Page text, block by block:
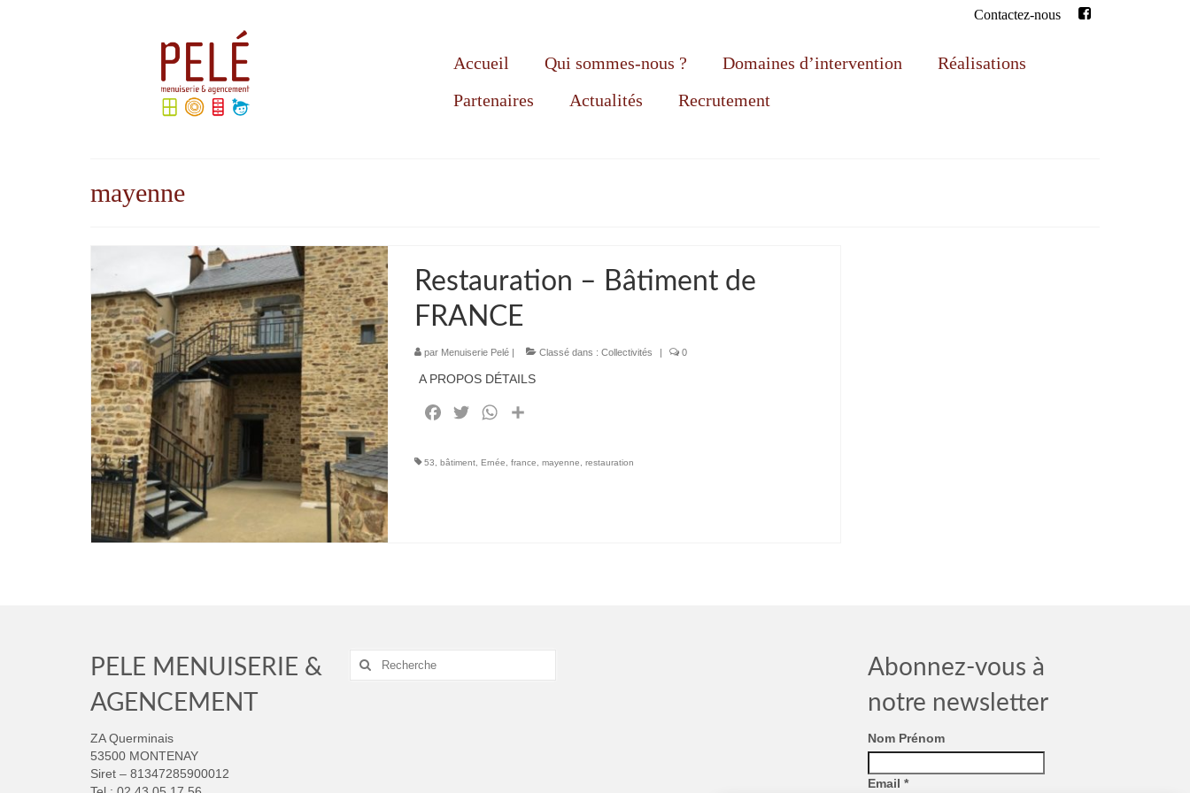
Contactez-nous
Accueil Qui sommes-nous ? Domaines d’intervention
Réalisations
Partenaires
Actualités Recrutement
mayenne
Restauration – Bâtiment de
FRANCE
par Menuiserie Pelé| Classé dans : Collectivités | 0
A PROPOS DÉTAILS
Facebook
TwitterWhatsApp
53 bâtiment, Ernée france mayenne restauration
PELE MENUISERIE &
AGENCEMENT
ZA Querminais
53500 MONTENAY
Siret – 81347285900012
Rechercher
Abonnez-vous à
notre newsletter
Nom Prénom
Email *